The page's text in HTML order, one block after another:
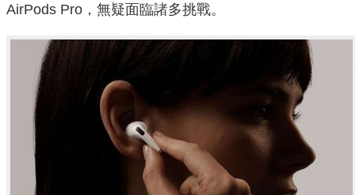
AirPods Pro，無疑面臨諸多挑戰。